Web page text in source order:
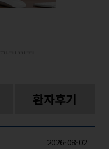
환자후기
2026-08-02